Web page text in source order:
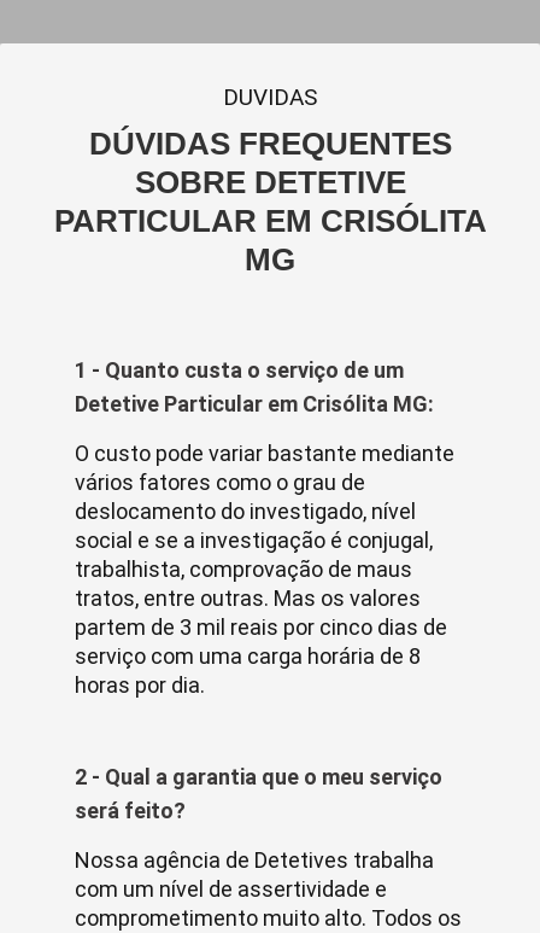
DUVIDAS
DÚVIDAS FREQUENTES
SOBRE DETETIVE
PARTICULAR EM CRISÓLITA
MG
1 - Quanto custa o serviço de um
Detetive Particular em Crisólita MG:
O custo pode variar bastante mediante
vários fatores como o grau de
deslocamento do investigado, nível
social e se a investigação é conjugal,
trabalhista, comprovação de maus
tratos, entre outras. Mas os valores
partem de 3 mil reais por cinco dias de
serviço com uma carga horária de 8
horas por dia.
2 - Qual a garantia que o meu serviço
será feito?
Nossa agência de Detetives trabalha
com um nível de assertividade e
comprometimento muito alto. Todos os